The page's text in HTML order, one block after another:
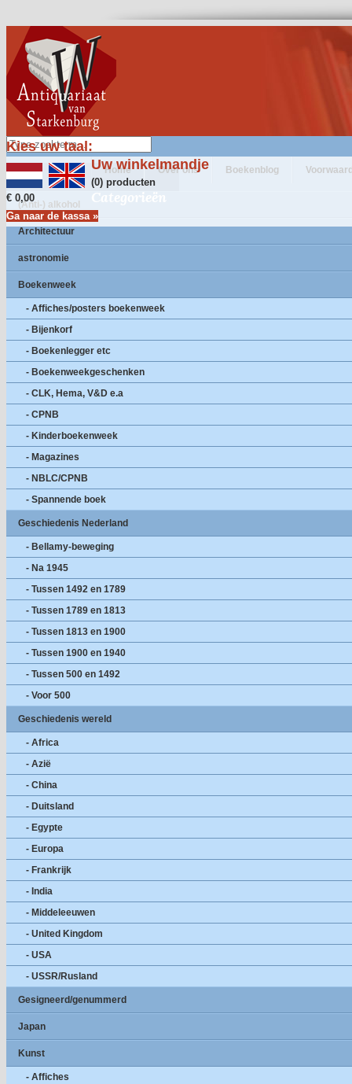
Kies uw taal:
Uw winkelmandje
(0) producten
€ 0,00
Ga naar de kassa »
Home Over ons Boekenblog
Categorieën
(Anti-) alkohol
Architectuur
astronomie
Boekenweek
- Affiches/posters boekenweek
- Bijenkorf
- Boekenlegger etc
- Boekenweekgeschenken
- CLK, Hema, V&D e.a
- CPNB
- Kinderboekenweek
- Magazines
- NBLC/CPNB
- Spannende boek
Geschiedenis Nederland
- Bellamy-beweging
- Na 1945
- Tussen 1492 en 1789
- Tussen 1789 en 1813
- Tussen 1813 en 1900
- Tussen 1900 en 1940
- Tussen 500 en 1492
- Voor 500
Geschiedenis wereld
- Africa
- Azië
- China
- Duitsland
- Egypte
- Europa
- Frankrijk
- India
- Middeleeuwen
- United Kingdom
- USA
- USSR/Rusland
Gesigneerd/genummerd
Japan
Kunst
- Affiches